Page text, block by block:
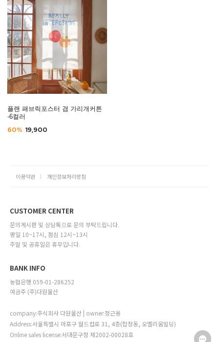
플랜 패브릭포스터 겸 가리개커튼
-6컬러
60% 19,900
이용약관 개인정보처리방침
CUSTOMER CENTER
문의게시판 및 상담톡으로 문의 부탁드립니다.
평일 10~17시, 점심 12시~13시
주말 및 공휴일은 휴무입니다.
BANK INFO
농협은행 059-01-286252
예금주 (주)다원물산
company:주식회사 다원물산 | owner:정근용
Address:서울특별시 마포구 월드컵로 31, 4층(합정동, 오벨리움빌딩)
Online sales license:서대문구청 제2002-00028호